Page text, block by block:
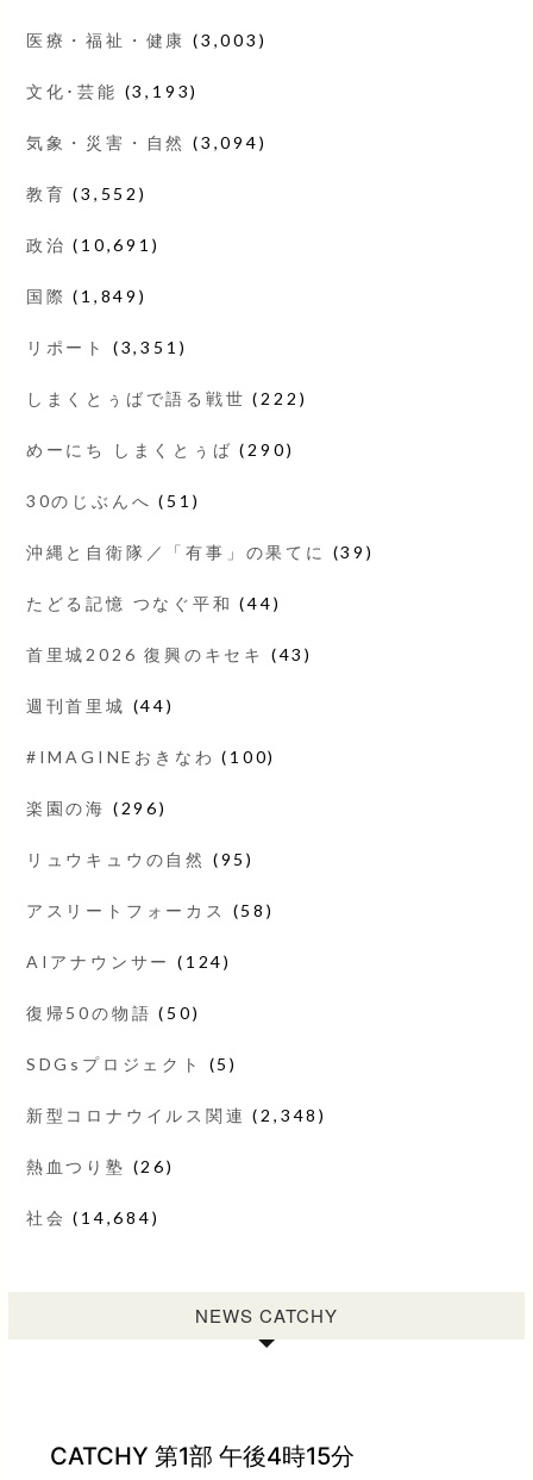
医療・福祉・健康 (3,003)
文化･芸能 (3,193)
気象・災害・自然 (3,094)
教育 (3,552)
政治 (10,691)
国際 (1,849)
リポート (3,351)
しまくとぅばで語る戦世 (222)
めーにち しまくとぅば (290)
30のじぶんへ (51)
沖縄と自衛隊／「有事」の果てに (39)
たどる記憶 つなぐ平和 (44)
首里城2026 復興のキセキ (43)
週刊首里城 (44)
#IMAGINEおきなわ (100)
楽園の海 (296)
リュウキュウの自然 (95)
アスリートフォーカス (58)
AIアナウンサー (124)
復帰50の物語 (50)
SDGsプロジェクト (5)
新型コロナウイルス関連 (2,348)
熱血つり塾 (26)
社会 (14,684)
NEWS CATCHY
CATCHY 第1部 午後4時15分